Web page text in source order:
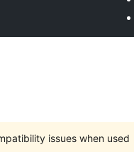
issues when used